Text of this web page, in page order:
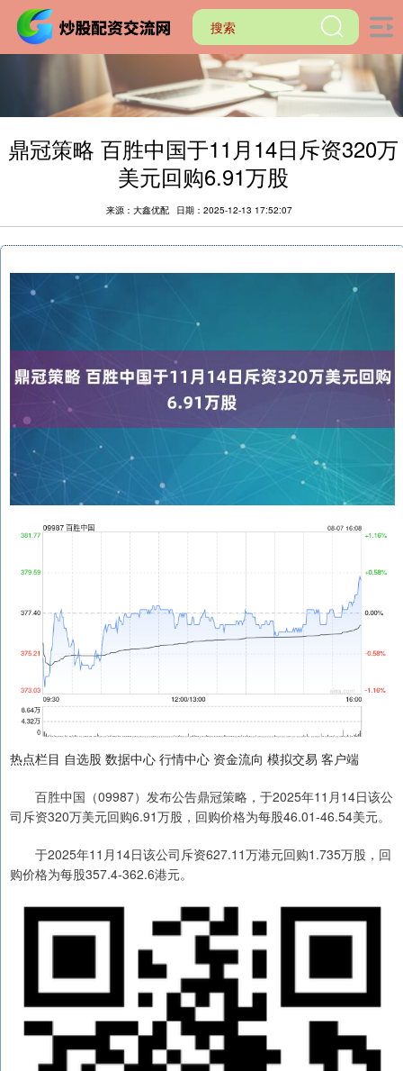
鼎冠策略 百胜中国于11月14日斥资320万
美元回购6.91万股
来源：大鑫优配 日期：2025-12-13 17:52:07
热点栏目 自选股 数据中心 行情中心 资金流向 模拟交易 客户端
百胜中国（09987）发布公告鼎冠策略，于2025年11月14日该公
司斥资320万美元回购6.91万股，回购价格为每股46.01-46.54美元。
于2025年11月14日该公司斥资627.11万港元回购1.735万股，回
购价格为每股357.4-362.6港元。